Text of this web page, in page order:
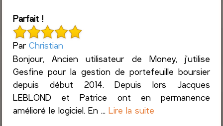
Parfait !
ParChristian
Bonjour, Ancien utilisateur de Money, j'utilise
Gesfine pour la gestion de portefeuille boursier
depuis début 2014. Depuis lors Jacques
LEBLOND et Patrice ont en permanence
amélioré le logiciel. En ...Lire la suite